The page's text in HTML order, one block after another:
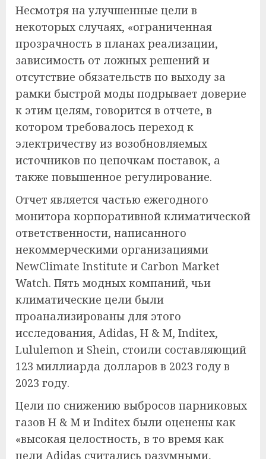
Несмотря на улучшенные цели в
некоторых случаях, «ограниченная
прозрачность в планах реализации,
зависимость от ложных решений и
отсутствие обязательств по выходу за
рамки быстрой моды подрывает доверие
к этим целям, говорится в отчете, в
котором требовалось переход к
электричеству из возобновляемых
источников по цепочкам поставок, а
также повышенное регулирование.
Отчет является частью ежегодного
монитора корпоративной климатической
ответственности, написанного
некоммерческими организациями
NewClimate Institute и Carbon Market
Watch. Пять модных компаний, чьи
климатические цели были
проанализированы для этого
исследования, Adidas, H & M, Inditex,
Lululemon и Shein, стоили составляющий
123 миллиарда долларов в 2023 году в
2023 году.
Цели по снижению выбросов парниковых
газов H & M и Inditex были оценены как
«высокая целостность, в то время как
цели Adidas считались разумными,